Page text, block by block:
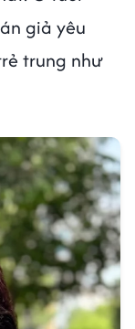
giả yêu
trung như